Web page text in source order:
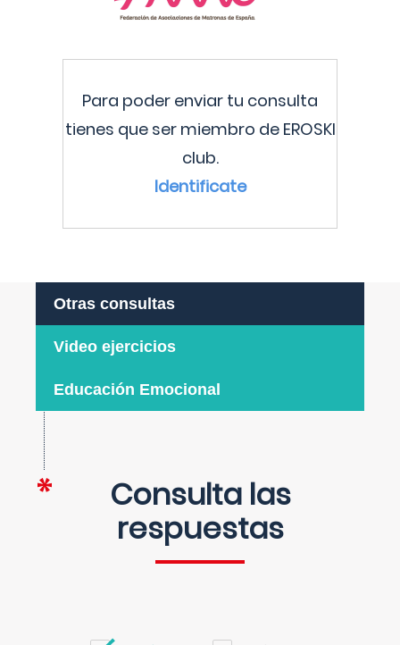
Para poder enviar tu consulta
tienes que ser miembro de EROSKI
club.
Identificate
Otras consultas
Video ejercicios
Educación Emocional
Consulta las
respuestas